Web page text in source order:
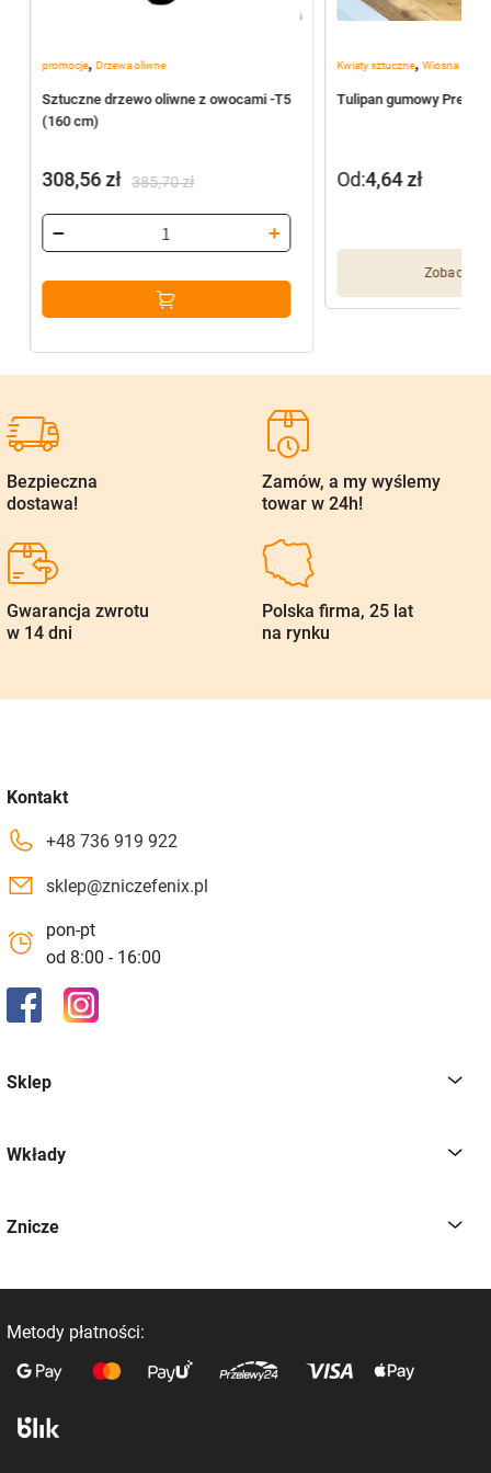
promocje, Drzewa oliwne
Sztuczne drzewo oliwne z owocami -T5
(160 cm)
385,70zł
cena
wynosiła:
385,70 zł.
308,56zł
cena
wynosi:
308,56 zł.
Kwiaty sztuczne,Wiosna
Tulipan gumowy
Zobacz
Od:4,64zł
Bezpieczna
dostawa!
Zamów, a my wyślemy
towar w 24h!
Gwarancja zwrotu
w 14 dni
Polska firma, 25 lat
na rynku
Kontakt
+48 736 919 922
sklep@zniczefenix.pl
pon-pt
od 8:00 - 16:00
Sklep
Wkłady
Znicze
Metody płatności: